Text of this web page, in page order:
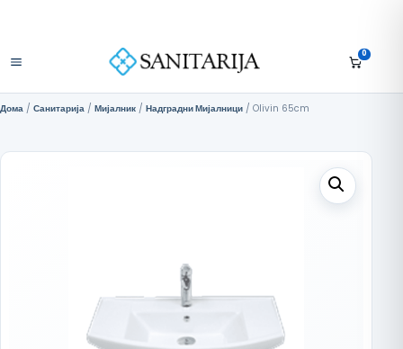
Отвори мени 0
Дома / Санитарија / Мијалник / Надградни Мијалници / Olivin 65cm